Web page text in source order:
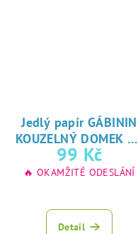
Jedlý papír GÁBININ
KOUZELNÝ DOMEK ★
oblíbený tisk na
jedlý papír
99 Kč
🔥 OKAMŽITÉ ODESLÁNÍ
Detail